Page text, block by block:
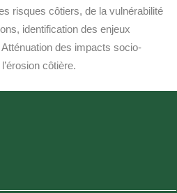
risques côtiers, de la vulnérabilité
identification des enjeux
des impacts socio-
côtière.